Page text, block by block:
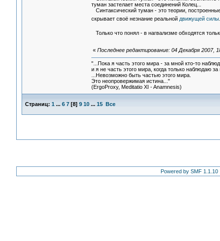
туман застелает места соединений Колец...
Синтаксический туман - это теории,
скрывает своё незнание реальной движущей силы
Только что понял - в нагвализме обходятся
« Последнее редактирование: 04 Декабря 2007,
"...Пока я часть этого мира - за мной кто-то
и я не часть этого мира, когда только наблюдаю
...Невозможно быть частью этого мира.
Это неопровержимая истина..."
(ErgoProxy, Meditatio XI - Anamnesis)
Страниц: 1 ... 6 7[8] 9 10 ... 15 Все
Powered by SMF 1.1.10